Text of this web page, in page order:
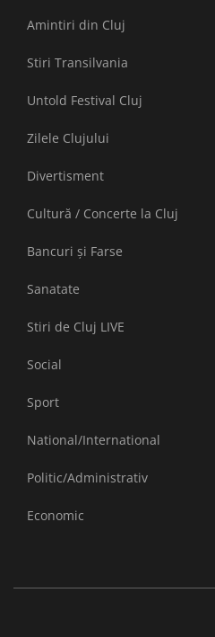
Amintiri din Cluj
Stiri Transilvania
Untold Festival Cluj
Zilele Clujului
Divertisment
Cultură / Concerte la Cluj
Bancuri și Farse
Sanatate
Stiri de Cluj LIVE
Social
Sport
National/International
Politic/Administrativ
Economic